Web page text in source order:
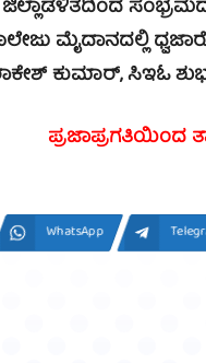
ಜಿಲ್ಲಾಡಳಿತದಿಂದ
ಮೈದಾನದಲ್ಲಿ
ಕುಮಾರ್, ಸಿಇಓ
ಪ್ರಜಾಪ್ರಗತಿಯಿಂದ
WhatsApp